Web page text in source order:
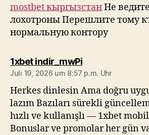
mostbet кыргызстанНе
лохотроны Перешлите тому
нормальную контору
1xbet indir_mwPisagt:
Juli 19, 2026 um 8:57 p.m. Uhr
Herkes dinlesin Ama doğru
lazım Bazıları sürekli
hızlı ve kullanışlı — 1xbet
Bonuslar ve promolar her gün